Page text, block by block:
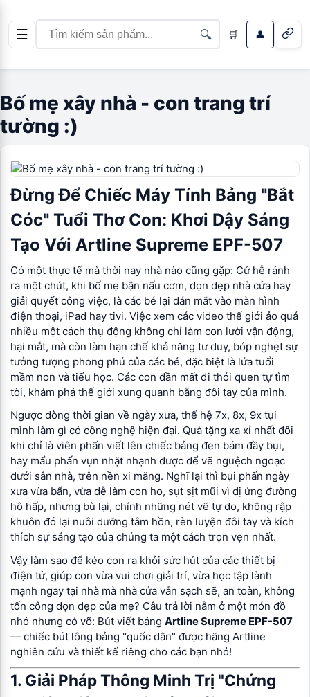
☰ 🔍 🛒 👤
Bố mẹ xây nhà - con trang trí
tường :)
Đừng Để Chiếc Máy Tính Bảng "Bắt
Cóc" Tuổi Thơ Con: Khơi Dậy Sáng
Tạo Với Artline Supreme EPF-507
Có một thực tế mà thời nay nhà nào cũng gặp: Cứ hễ rảnh
ra một chút, khi bố mẹ bận nấu cơm, dọn dẹp nhà cửa hay
giải quyết công việc, là các bé lại dán mắt vào màn hình
điện thoại, iPad hay tivi. Việc xem các video thế giới ảo quá
nhiều một cách thụ động không chỉ làm con lười vận động,
hại mắt, mà còn làm hạn chế khả năng tư duy, bóp nghẹt sự
tưởng tượng phong phú của các bé, đặc biệt là lứa tuổi
mầm non và tiểu học. Các con dần mất đi thói quen tự tìm
tòi, khám phá thế giới xung quanh bằng đôi tay của mình.
Ngược dòng thời gian về ngày xưa, thế hệ 7x, 8x, 9x tụi
mình làm gì có công nghệ hiện đại. Quà tặng xa xỉ nhất đôi
khi chỉ là viên phấn viết lên chiếc bảng đen bám đầy bụi,
hay mẩu phấn vụn nhặt nhạnh được để vẽ nguệch ngoạc
dưới sân nhà, trên nền xi măng. Nghĩ lại thì bụi phấn ngày
xưa vừa bẩn, vừa dễ làm con ho, sụt sịt mũi vì dị ứng đường
hô hấp, nhưng bù lại, chính những nét vẽ tự do, không rập
khuôn đó lại nuôi dưỡng tâm hồn, rèn luyện đôi tay và kích
thích sự sáng tạo của chúng ta một cách trọn vẹn nhất.
Vậy làm sao để kéo con ra khỏi sức hút của các thiết bị
điện tử, giúp con vừa vui chơi giải trí, vừa học tập lành
mạnh ngay tại nhà mà nhà cửa vẫn sạch sẽ, an toàn, không
tốn công dọn dẹp của mẹ? Câu trả lời nằm ở một món đồ
nhỏ nhưng có võ: Bút viết bảng Artline Supreme EPF-507
— chiếc bút lông bảng "quốc dân" được hãng Artline
nghiên cứu và thiết kế riêng cho các bạn nhỏ!
1. Giải Pháp Thông Minh Trị "Chứng